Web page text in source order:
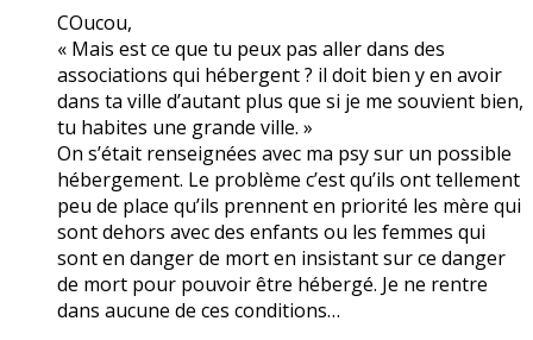
COucou,
« Mais est ce que tu peux pas aller dans des
associations qui hébergent ? il doit bien y en avoir
dans ta ville d’autant plus que si je me souvient bien,
tu habites une grande ville. »
On s’était renseignées avec ma psy sur un possible
hébergement. Le problème c’est qu’ils ont tellement
peu de place qu’ils prennent en priorité les mère qui
sont dehors avec des enfants ou les femmes qui
sont en danger de mort en insistant sur ce danger
de mort pour pouvoir être hébergé. Je ne rentre
dans aucune de ces conditions…